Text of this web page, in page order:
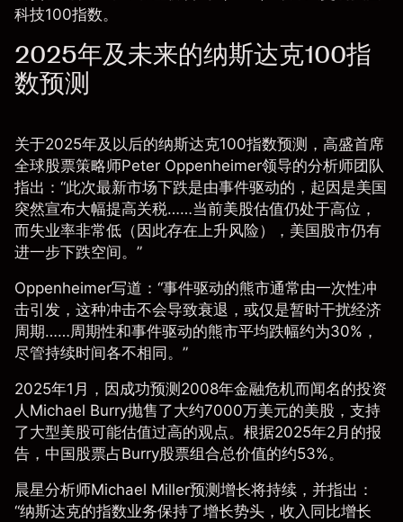
科技100指数。
2025年及未来的纳斯达克100指
数预测
关于2025年及以后的纳斯达克100指数预测， 高盛首席
全球股票策略师Peter Oppenheimer领导的分析师团队
指出：“此次最新市场下跌是由事件驱动的，起因是美国
突然宣布大幅提高关税……当前美股估值仍处于高位，
而失业率非常低（因此存在上升风险），美国股市仍有
进一步下跌空间。”
Oppenheimer写道：“事件驱动的熊市通常由一次性冲
击引发，这种冲击不会导致衰退，或仅是暂时干扰经济
周期……周期性和事件驱动的熊市平均跌幅约为30%，
尽管持续时间各不相同。”
2025年1月，因成功预测2008年金融危机而闻名的投资
人Michael Burry抛售了大约7000万美元的美股，支持
了大型美股可能估值过高的观点。根据2025年2月的报
告 ，中国股票占Burry股票组合总价值的约53%。
晨星分析师Michael Miller预测增长将持续，并指出：
“纳斯达克的指数业务保持了增长势头，收入同比增长